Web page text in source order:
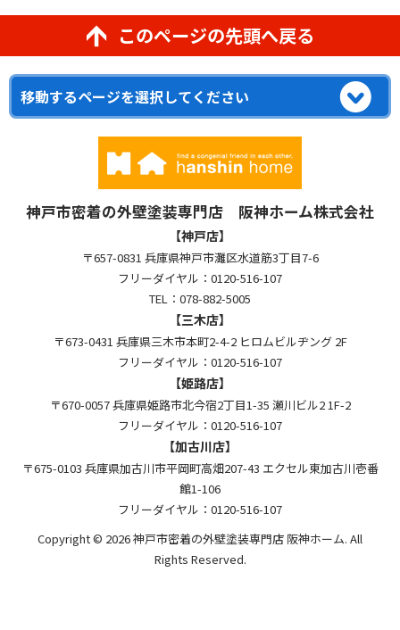
このページの先頭へ戻る
神戸市密着の外壁塗装専門店 阪神ホーム株式会社
【神戸店】
〒657-0831 兵庫県神戸市灘区水道筋3丁目7-6
フリーダイヤル：0120-516-107
TEL：078-882-5005
【三木店】
〒673-0431 兵庫県三木市本町2-4-2 ヒロムビルヂング 2F
フリーダイヤル：0120-516-107
【姫路店】
〒670-0057 兵庫県姫路市北今宿2丁目1-35 瀬川ビル2 1F-2
フリーダイヤル：0120-516-107
【加古川店】
〒675-0103 兵庫県加古川市平岡町高畑207-43 エクセル東加古川壱番
館1-106
フリーダイヤル：0120-516-107
Copyright © 2026 神戸市密着の外壁塗装専門店 阪神ホーム. All
Rights Reserved.